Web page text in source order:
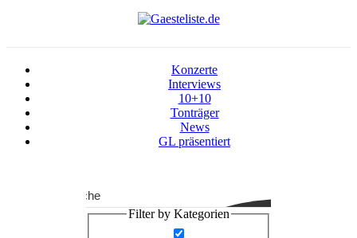
Konzerte
Interviews
10+10
Tonträger
News
GL präsentiert
Suche
Filter by Kategorien